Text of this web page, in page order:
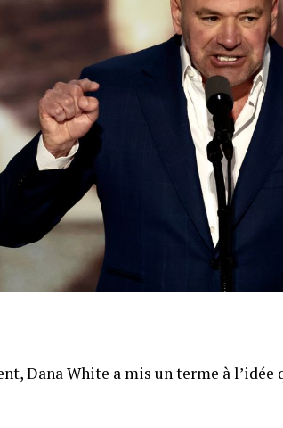
Dana White a mis un terme à l’idée